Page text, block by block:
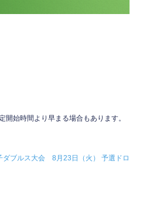
開始時間より早まる場合もあります。
ブルス大会 8月23日（火） 予選ドロ